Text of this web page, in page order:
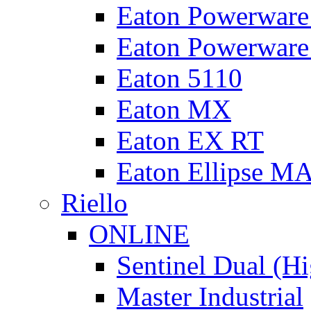
Eaton
Eaton
Eaton 5110
Eaton MX
Eaton EX RT
Eaton Ellipse
Riello
ONLINE
Sentinel Dual
Master Industrial